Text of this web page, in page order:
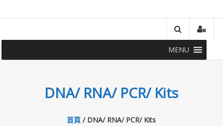
有
MENU
DNA/ RNA/ PCR/ Kits
首頁 / DNA/ RNA/ PCR/ Kits